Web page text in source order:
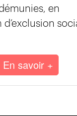
en
En savoir +